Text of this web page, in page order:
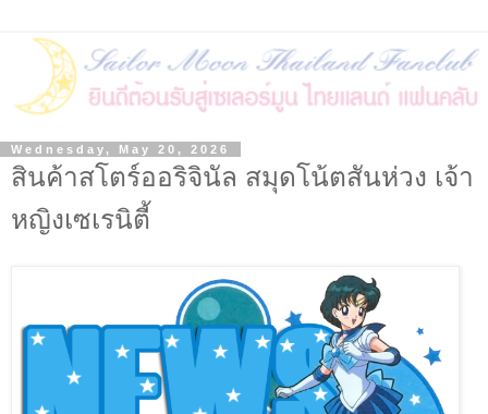
Wednesday, May 20, 2026
สินค้าสโตร์ออริจินัล สมุดโน้ตสันห่วง เจ้า
หญิงเซเรนิตี้